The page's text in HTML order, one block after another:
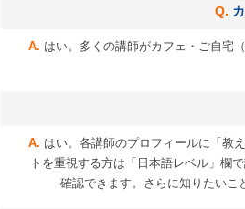
はい。多くの講師がカフェ・ご自宅
はい。各講師のプロフィールに「教
トを重視する方は「日本語レベル」欄
確認できます。さらに知りたいこ